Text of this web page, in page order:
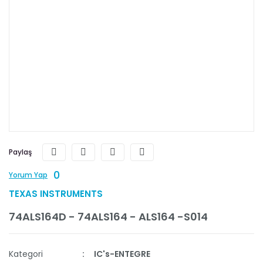
Paylaş
Yorum Yap 0
TEXAS INSTRUMENTS
74ALS164D - 74ALS164 - ALS164 -S014
Kategori
IC's-ENTEGRE